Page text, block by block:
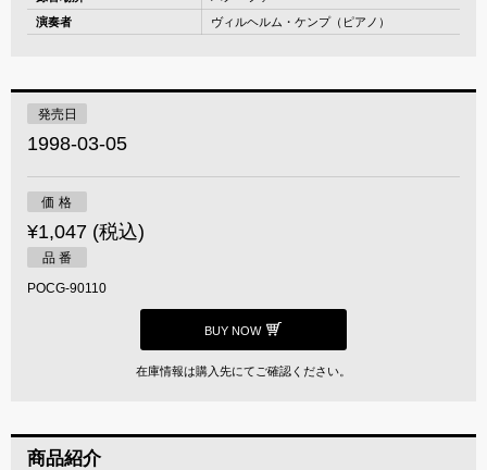
演奏者
ヴィルヘルム・ケンプ（ピアノ）
発売日
1998-03-05
価 格
¥1,047 (税込)
品 番
POCG-90110
BUY NOW
在庫情報は購入先にてご確認ください。
商品紹介